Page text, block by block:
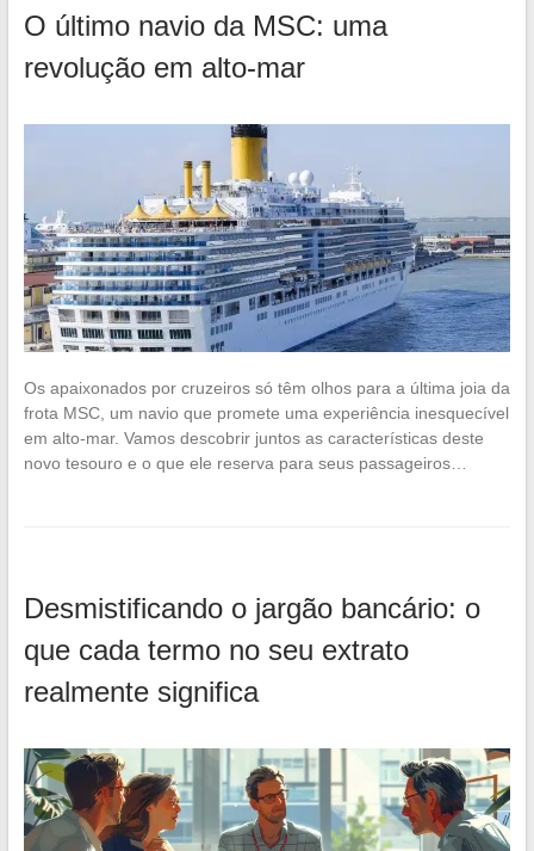
O último navio da MSC: uma
revolução em alto-mar
Os apaixonados por cruzeiros só têm olhos para a última joia da
frota MSC, um navio que promete uma experiência inesquecível
em alto-mar. Vamos descobrir juntos as características deste
novo tesouro e o que ele reserva para seus passageiros…
Desmistificando o jargão bancário: o
que cada termo no seu extrato
realmente significa